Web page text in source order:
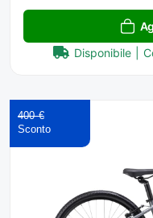
Disponibile |
400 €